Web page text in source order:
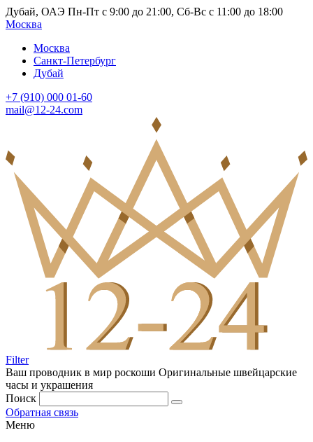
Дубай, ОАЭ Пн-Пт с 9:00 до 21:00, Сб-Вс с 11:00 до 18:00
Москва
Москва
Санкт-Петербург
Дубай
+7 (910) 000 01-60
mail@12-24.com
Filter
Ваш проводник в мир роскоши Оригинальные швейцарские
часы и украшения
Поиск
Обратная связь
Меню